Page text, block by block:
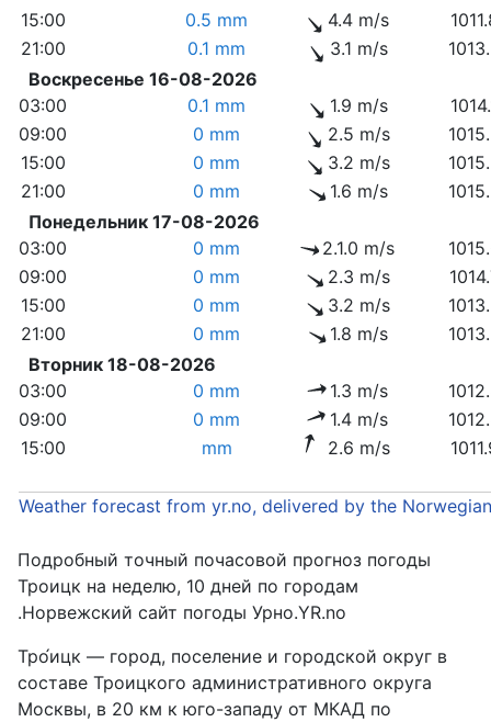
15:00
0.5 mm 4.4 m/s
21:00
0.1 mm 3.1 m/s
Воскресенье 16-08-2026
03:00
0.1 mm 1.9 m/s
09:00
0 mm 2.5 m/s
15:00
0 mm 3.2 m/s
21:00
0 mm 1.6 m/s
Понедельник 17-08-2026
03:00
0 mm 2.1.0 m/s
09:00
0 mm 2.3 m/s
15:00
0 mm 3.2 m/s
21:00
0 mm 1.8 m/s
Вторник 18-08-2026
03:00
0 mm 1.3 m/s
09:00
0 mm 1.4 m/s
15:00
mm 2.6 m/s
Weather forecast from yr.no, delivered by the
Подробный точный почасовой прогноз погоды
Троицк на неделю, 10 дней по городам
.Норвежский сайт погоды Урно.YR.no
Тро́ицк — город, поселение и городской округ в
составе Троицкого административного округа
Москвы, в 20 км к юго-западу от МКАД по